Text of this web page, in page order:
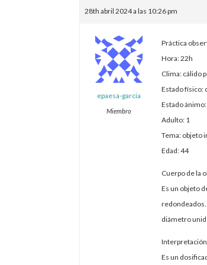
28th abril 2024 a las 10:26 pm
epaesa-garcia
Miembro
Práctica
Hora: 22h
Clima: cálido
Estado físico:
Estado
Adulto: 1
Tema: objeto
Edad: 44
Cuerpo de la
Es un objeto
redondeados.
diámetro
Es un